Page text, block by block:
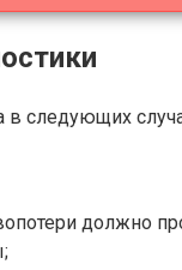
следующих
должно